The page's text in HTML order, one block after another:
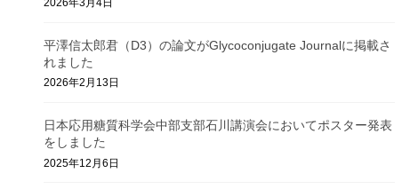
平澤信太郎君（D3）の論文がGlycoconjugate Journalに掲載さ
れました
2026年2月13日
日本応用糖質科学会中部支部石川講演会においてポスター発表
をしました
2025年12月6日